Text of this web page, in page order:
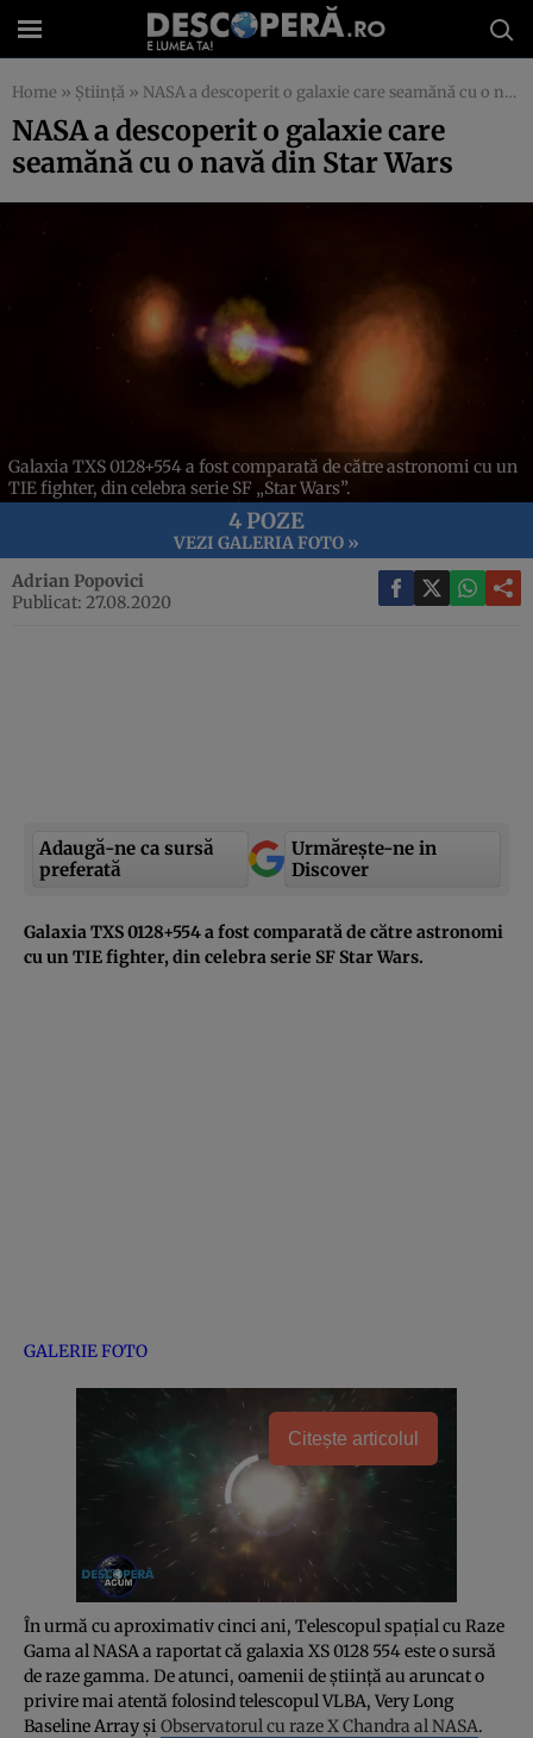
Home » Știință » NASA a descoperit o galaxie care seamănă cu o navă din Star Wars
NASA a descoperit o galaxie care
seamănă cu o navă din Star Wars
Galaxia TXS 0128+554 a fost comparată de către astronomi cu un
TIE fighter, din celebra serie SF „Star Wars”.
4 POZE
VEZI GALERIA FOTO »
Adrian Popovici
Publicat: 27.08.2020
Adaugă-ne ca sursă
preferată
Urmărește-ne in
Discover
Galaxia TXS 0128+554 a fost comparată de către astronomi
cu un TIE fighter, din celebra serie SF Star Wars.
GALERIE FOTO
Citește articolul
În urmă cu aproximativ cinci ani, Telescopul spațial cu Raze
Gama al NASA a raportat că galaxia XS 0128 554 este o sursă
de raze gamma. De atunci, oamenii de știință au aruncat o
privire mai atentă folosind telescopul VLBA, Very Long
Baseline Array și Observatorul cu raze X Chandra al NASA.